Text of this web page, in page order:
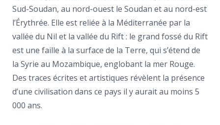
Sud-Soudan, au nord-ouest le Soudan et au nord-est
l’Érythrée. Elle est reliée à la Méditerranée par la
vallée du Nil et la vallée du Rift : le grand fossé du Rift
est une faille à la surface de la Terre, qui s’étend de
la Syrie au Mozambique, englobant la mer Rouge.
Des traces écrites et artistiques révèlent la présence
d’une civilisation dans ce pays il y aurait au moins 5
000 ans.